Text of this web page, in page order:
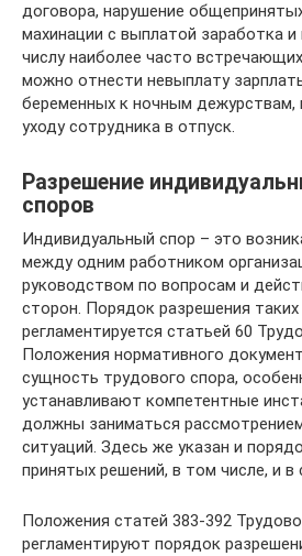
договора, нарушение
махинации с выплатой заработка и
числу наиболее часто
можно отнести невыплату
беременных к ночным дежурствам,
уходу сотрудника в отпуск.
Разрешение
споров
Индивидуальный спор – это
между одним работником
руководством по вопросам и
сторон. Порядок разрешения таких
регламентируется статьей 60
Положения нормативного
сущность трудового спора,
устанавливают компетентные
должны заниматься
ситуаций. Здесь же указан и
принятых решений, в том числе, и
Положения статей 383-392
регламентируют порядок